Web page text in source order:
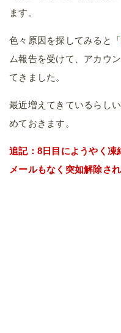
ます。
色々原因を探してみると「
ム報告を受けて、アカウ
てきました。
最近増えてきているらし
めておきます。
追記：8日目にようやく
メールもなく突如解除さ